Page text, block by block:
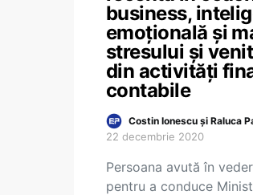
business,
emoțională și
stresului și
din activități
contabile
Costin Ionescu și Raluca
22 decembrie 2020
Persoana avută în
pentru a conduce